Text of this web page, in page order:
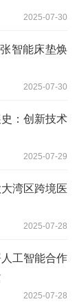
2025-07-30
智能床垫焕
2025-07-30
：创新技术
2025-07-29
湾区跨境医
2025-07-28
工智能合作
2025-07-28